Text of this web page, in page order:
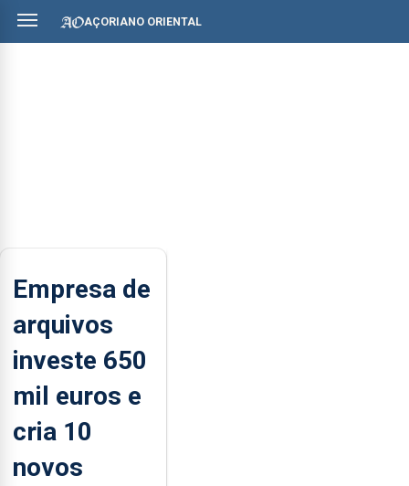
AÇORIANO ORIENTAL
Empresa de
arquivos
investe 650
mil euros e
cria 10
novos